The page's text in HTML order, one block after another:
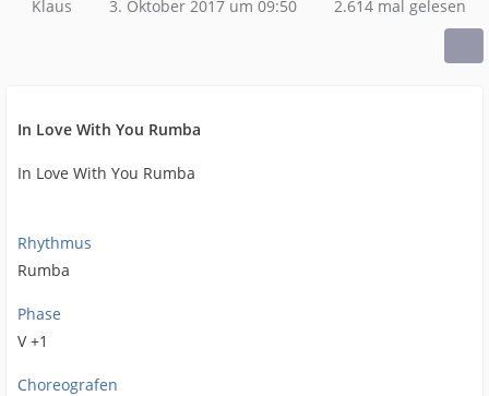
Klaus 3. Oktober 2017 um 09:50 2.614 mal gelesen
In Love With You Rumba
In Love With You Rumba
Rhythmus
Rumba
Phase
V +1
Choreografen